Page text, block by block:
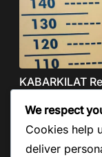
KABARKILAT
Agustus 8,
We respect
Cookies help
deliver